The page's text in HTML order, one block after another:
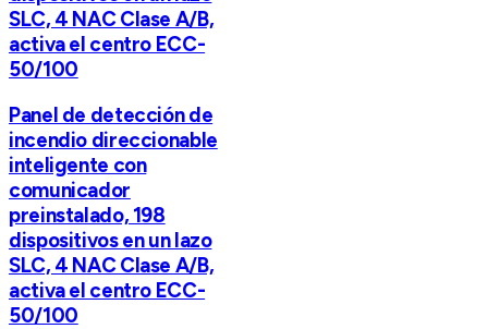
SLC, 4 NAC Clase A/B,
activa el centro ECC-
50/100
Panel de detección de
incendio direccionable
inteligente con
comunicador
preinstalado, 198
dispositivos en un lazo
SLC, 4 NAC Clase A/B,
activa el centro ECC-
50/100